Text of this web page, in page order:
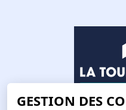
GESTION DES